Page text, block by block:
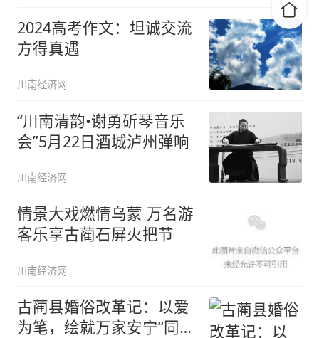
2024高考作文：坦诚交流
方得真遇
川南经济网
“川南清韵•谢勇斫琴音乐
会”5月22日酒城泸州弹响
川南经济网
情景大戏燃情乌蒙 万名游
客乐享古蔺石屏火把节
川南经济网
古蔺县婚俗改革记：以爱
为笔，绘就万家安宁“同心